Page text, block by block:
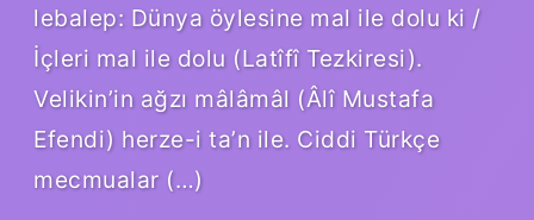
lebalep: Dünya öylesine mal ile dolu ki /
İçleri mal ile dolu (Latîfî Tezkiresi).
Velikin’in ağzı mâlâmâl (Âlî Mustafa
Efendi) herze-i ta’n ile. Ciddi Türkçe
mecmualar (…)